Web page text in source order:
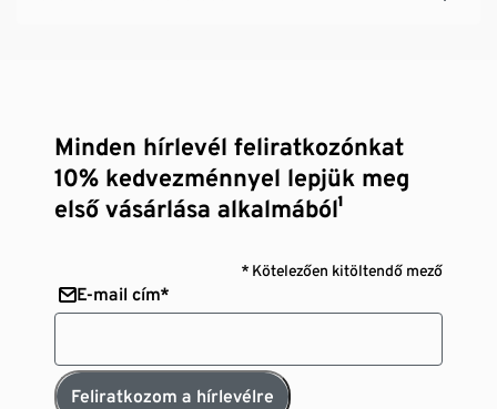
Minden hírlevél feliratkozónkat
10% kedvezménnyel lepjük meg
első vásárlása alkalmából¹
* Kötelezően kitöltendő mező
E-mail cím*
Feliratkozom a hírlevélre